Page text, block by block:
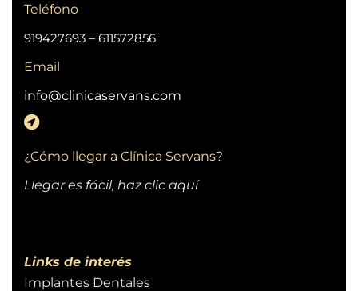
Teléfono
919427693 – 611572856
Email
info@clinicaservans.com
¿Cómo llegar a Clínica Servans?
Llegar es fácil, haz clic aquí
Links de interés
Implantes Dentales